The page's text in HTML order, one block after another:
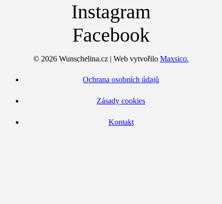
Instagram
Facebook
© 2026 Wunschelina.cz | Web vytvořilo Maxsico.
Ochrana osobních údajů
Zásady cookies
Kontakt